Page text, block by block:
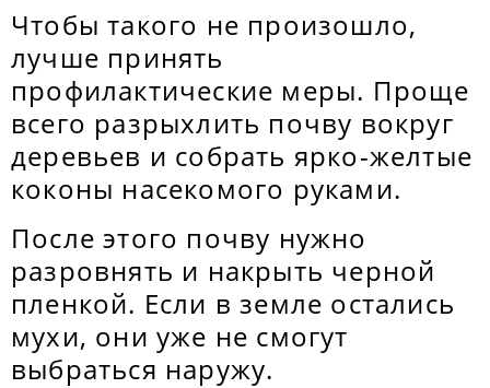
Чтобы такого не произошло,
лучше принять
профилактические меры. Проще
всего разрыхлить почву вокруг
деревьев и собрать ярко-желтые
коконы насекомого руками.
После этого почву нужно
разровнять и накрыть черной
пленкой. Если в земле остались
мухи, они уже не смогут
выбраться наружу.